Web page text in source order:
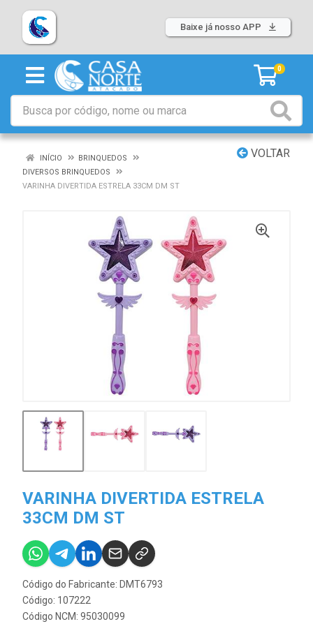
Baixe já nosso APP
0
VOLTAR
INÍCIO
BRINQUEDOS
DIVERSOS BRINQUEDOS
VARINHA DIVERTIDA ESTRELA 33CM DM ST
VARINHA DIVERTIDA ESTRELA
33CM DM ST
Código do Fabricante: DMT6793
Código: 107222
Código NCM: 95030099